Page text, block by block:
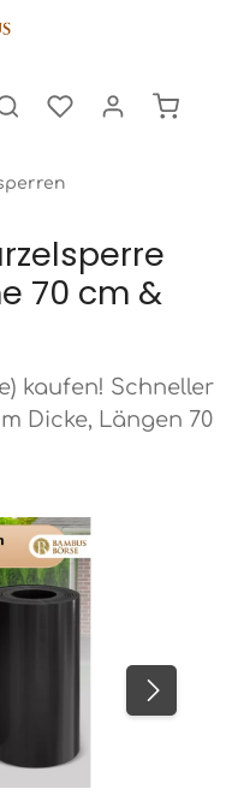
70 cm &
kaufen! Schneller
Dicke, Längen 70